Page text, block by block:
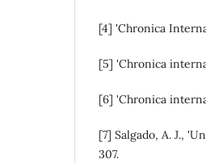
[4] 'Chronica
[5] 'Chronica
[6] 'Chronica
[7] Salgado, A. J.,
307.